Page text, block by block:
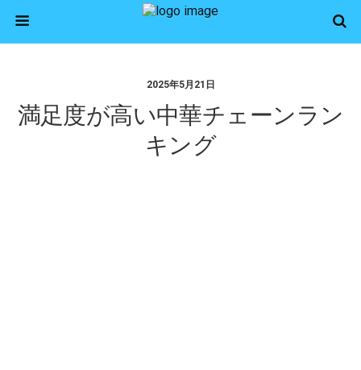
2025年5月21日
満足度が高い中華チェーンラン
キング